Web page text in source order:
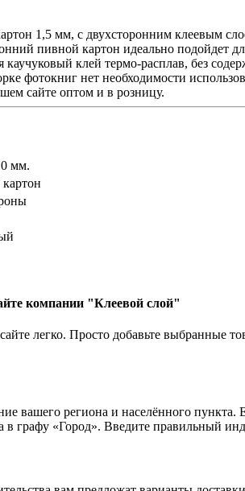
1,5 мм, с двухсторонним клеевым
пивной картон идеально подойдет
каучуковый клей термо-расплав, без
фотокниг нет необходимости
сайте оптом и в розницу.
мм.
компании "Клеевой слой"
легко. Просто добавьте выбранные
вашего региона и населённого
в графу «Город». Введите правильный